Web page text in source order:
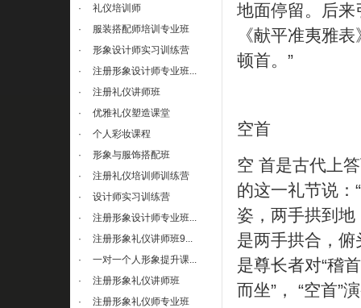
·
礼仪培训师
·
服装搭配师培训专业班
·
形象设计师实习训练营
·
注册形象设计师专业班...
·
注册礼仪讲师班
·
优雅礼仪塑造课堂
·
个人彩妆课程
·
形象与服饰搭配班
·
注册礼仪培训师训练营
·
设计师实习训练营
·
注册形象设计师专业班...
·
注册形象礼仪讲师班9...
·
一对一个人形象提升课...
·
注册形象礼仪讲师班
·
注册形象礼仪师专业班
地面停留。后
《献平准夷雅
顿首。”
空首
空 首是古代上
的这一礼节说：
姿，两手拱到地
是两手拱合，
是尊长者对“稽
而坐”， “空首”